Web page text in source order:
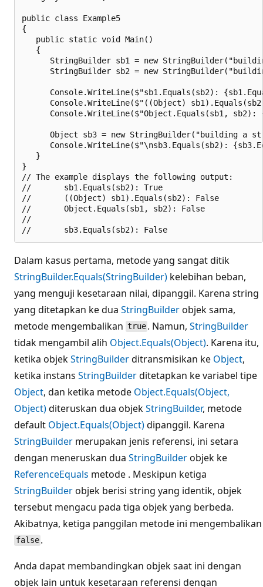
public class Example5
{
   public static void Main()
   {
StringBuilder sb1 = new
StringBuilder sb2 = new
Console.WriteLine($"sb1.Equals(sb2):
Console.WriteLine($"((Object)
Console.WriteLine($"Object.Equals(sb1, sb2):
Object sb3 = new StringBuilder("building a
Console.WriteLine($"\nsb3.Equals(sb2):
   }
}
// The example displays the following output:
//       sb1.Equals(sb2): True
//       ((Object) sb1).Equals(sb2): False
//       Object.Equals(sb1, sb2): False
//
Dalam kasus pertama, metode yang sangat ditik
StringBuilder.Equals(StringBuilder) kelebihan beban,
yang menguji kesetaraan nilai, dipanggil. Karena string
yang ditetapkan ke dua StringBuilderobjek sama,
metode mengembalikan true . Namun,StringBuilder
tidak mengambil alih Object.Equals(Object). Karena itu,
ketika objekStringBuilderditransmisikan ke Object,
ketika instans StringBuilderditetapkan ke variabel tipe
Object, dan ketika metode Object.Equals(Object,
Object)diteruskan dua objekStringBuilder, metode
default Object.Equals(Object)dipanggil. Karena
StringBuilder merupakan jenis referensi, ini setara
dengan meneruskan dua StringBuilderobjek ke
ReferenceEquals metode . Meskipun ketiga
StringBuilderobjek berisi string yang identik, objek
tersebut mengacu pada tiga objek yang berbeda.
Akibatnya, ketiga panggilan metode ini mengembalikan
false .
Anda dapat membandingkan objek saat ini dengan
objek lain untuk kesetaraan referensi dengan